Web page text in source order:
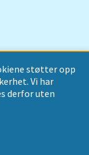
støtter opp
Vi har
derfor uten